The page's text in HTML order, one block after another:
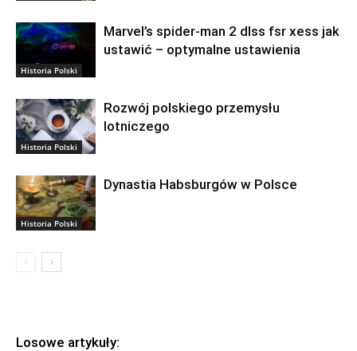
Historia Polski
Marvel’s spider-man 2 dlss fsr xess jak
ustawić – optymalne ustawienia
Historia Polski
Rozwój polskiego przemysłu
lotniczego
Historia Polski
Dynastia Habsburgów w Polsce
Losowe artykuły: